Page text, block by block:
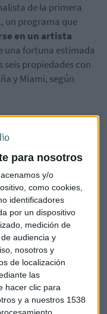
para nosotros
y/o
como cookies,
identificadores
por un dispositivo
medición de
audiencia y
nosotros y
de localización
las
hacer clic para
y a nuestros 1538
de la primera
un programa que
en un artista
una fortuna estimada
seis propiedades con
y Miami, según
que gracias al
artista se ha
más importantes
seguidores en su
grandes cantidades
patrocinan. Además
de renombre como
de un perfume
de la edición
programas de
el año en que se